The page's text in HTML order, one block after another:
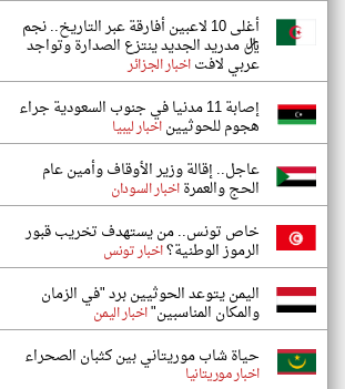
أغلى 10 لاعبين أفارقة عبر التاريخ.. نجم
ريال مدريد الجديد ينتزع الصدارة وتواجد
عربي لافتاخبار الجزائر
إصابة 11 مدنيا في جنوب السعودية جراء
هجوم للحوثييناخبار ليبيا
عاجل.. إقالة وزير الأوقاف وأمين عام
الحج والعمرةاخبار السودان
خاص تونس.. من يستهدف تخريب قبور
الرموز الوطنية؟اخبار تونس
اليمن يتوعد الحوثيين برد "في الزمان
والمكان المناسبين"اخبار اليمن
حياة شاب موريتاني بين كثبان الصحراء
اخبار موريتانيا